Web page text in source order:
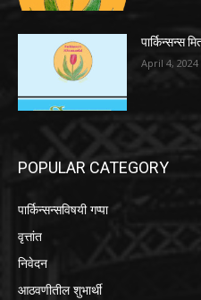
पार्किन्सन्स
April 4, 2024
POPULAR CATEGORY
पार्किन्सन्सविषयी गप्पा
वृत्तांत
निवेदन
आठवणीतील शुभार्थी